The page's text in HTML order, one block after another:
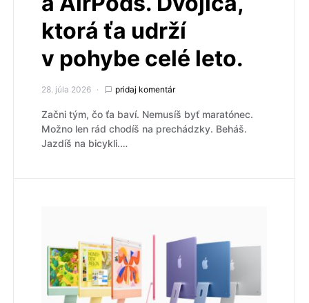
ktorá ťa udrží
v pohybe celé leto.
28. júla 2026 pridaj komentár
Začni tým, čo ťa baví. Nemusíš byť maratónec.
Možno len rád chodíš na prechádzky. Beháš.
Jazdíš na bicykli.…